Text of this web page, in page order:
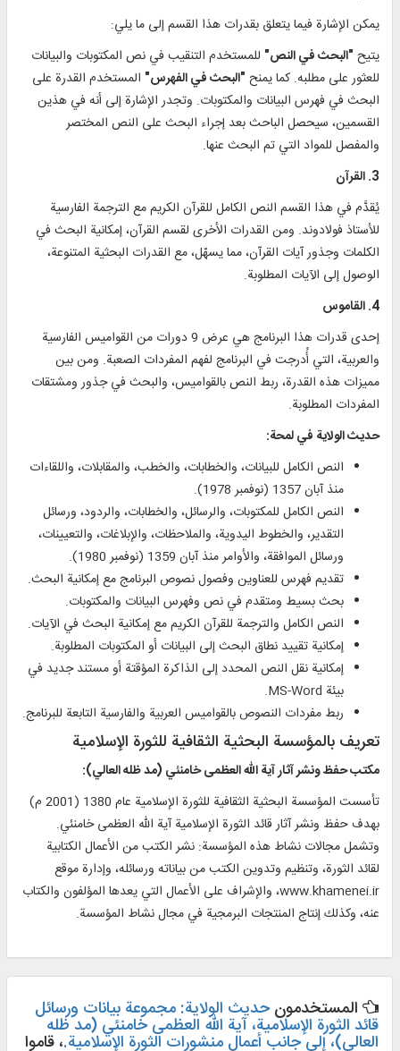
يمكن الإشارة فيما يتعلق بقدرات هذا القسم إلى ما يلي:
يتيح "البحث في النص" للمستخدم التنقيب في نص المكتوبات والبيانات
للعثور على مطلبه. كما يمنح "البحث في الفهرس" المستخدم القدرة على
البحث في فهرس البيانات والمكتوبات. وتجدر الإشارة إلى أنه في هذين
القسمين، سيحصل الباحث بعد إجراء البحث على النص المختصر
والمفصل للمواد التي تم البحث عنها.
3. القرآن
يُقدَّم في هذا القسم النص الكامل للقرآن الكريم مع الترجمة الفارسية
للأستاذ فولادوند. ومن القدرات الأخرى لقسم القرآن، إمكانية البحث في
الكلمات وجذور آيات القرآن، مما يسهّل، مع القدرات البحثية المتنوعة،
الوصول إلى الآيات المطلوبة.
4. القاموس
إحدى قدرات هذا البرنامج هي عرض 9 دورات من القواميس الفارسية
والعربية، التي أُدرجت في البرنامج لفهم المفردات الصعبة. ومن بين
مميزات هذه القدرة، ربط النص بالقواميس، والبحث في جذور ومشتقات
المفردات المطلوبة.
حديث الولاية في لمحة:
النص الكامل للبيانات، والخطابات، والخطب، والمقابلات، واللقاءات
منذ آبان 1357 (نوفمبر 1978).
النص الكامل للمكتوبات، والرسائل، والخطابات، والردود، ورسائل
التقدير، والخطوط اليدوية، والملاحظات، والإبلاغات، والتعيينات،
ورسائل الموافقة، والأوامر منذ آبان 1359 (نوفمبر 1980).
تقديم فهرس للعناوين وفصول نصوص البرنامج مع إمكانية البحث.
بحث بسيط ومتقدم في نص وفهرس البيانات والمكتوبات.
النص الكامل والترجمة للقرآن الكريم مع إمكانية البحث في الآيات.
إمكانية تقييد نطاق البحث إلى البيانات أو المكتوبات المطلوبة.
إمكانية نقل النص المحدد إلى الذاكرة المؤقتة أو مستند جديد في
بيئة MS-Word.
ربط مفردات النصوص بالقواميس العربية والفارسية التابعة للبرنامج.
تعريف بالمؤسسة البحثية الثقافية للثورة الإسلامية
مكتب حفظ ونشر آثار آية الله العظمى خامنئي (مد ظله العالي):
تأسست المؤسسة البحثية الثقافية للثورة الإسلامية عام 1380 (2001 م)
بهدف حفظ ونشر آثار قائد الثورة الإسلامية آية الله العظمى خامنئي.
وتشمل مجالات نشاط هذه المؤسسة: نشر الكتب من الأعمال الكتابية
لقائد الثورة، وتنظيم وتدوين الكتب من بياناته ورسائله، وإدارة موقع
www.khamenei.ir، والإشراف على الأعمال التي يعدها المؤلفون والكتاب
عنه، وكذلك إنتاج المنتجات البرمجية في مجال نشاط المؤسسة.
المستخدمون حديث الولاية: مجموعة بيانات ورسائل
قائد الثورة الإسلامية، آية الله العظمى خامنئي (مد ظله
العالي)، إلى جانب أعمال منشورات الثورة الإسلامية.، قاموا